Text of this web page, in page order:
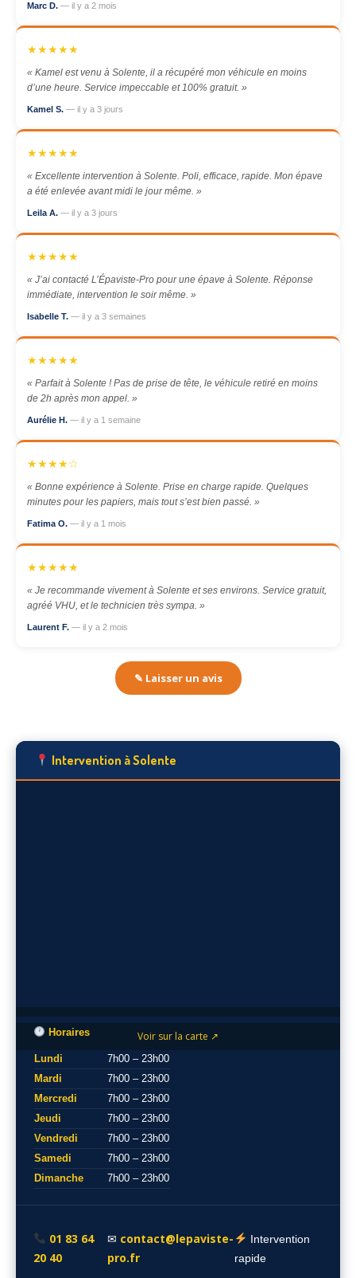
Marc D. — il y a 2 mois
★★★★★
« Kamel est venu à Solente, il a récupéré mon véhicule en moins
d’une heure. Service impeccable et 100% gratuit. »
Kamel S. — il y a 3 jours
★★★★★
« Excellente intervention à Solente. Poli, efficace, rapide. Mon épave
a été enlevée avant midi le jour même. »
Leila A. — il y a 3 jours
★★★★★
« J’ai contacté L’Épaviste-Pro pour une épave à Solente. Réponse
immédiate, intervention le soir même. »
Isabelle T. — il y a 3 semaines
★★★★★
« Parfait à Solente ! Pas de prise de tête, le véhicule retiré en moins
de 2h après mon appel. »
Aurélie H. — il y a 1 semaine
★★★★☆
« Bonne expérience à Solente. Prise en charge rapide. Quelques
minutes pour les papiers, mais tout s’est bien passé. »
Fatima O. — il y a 1 mois
★★★★★
« Je recommande vivement à Solente et ses environs. Service gratuit,
agréé VHU, et le technicien très sympa. »
Laurent F. — il y a 2 mois
✎ Laisser un avis
Intervention à Solente
Voir sur la carte ↗
Horaires
Lundi
7h00 – 23h00
Mardi
7h00 – 23h00
Mercredi
7h00 – 23h00
Jeudi
7h00 – 23h00
Vendredi
7h00 – 23h00
Samedi
7h00 – 23h00
Dimanche
7h00 – 23h00
01 83 64
20 40
✉ contact@lepaviste-
pro.fr
Intervention
rapide